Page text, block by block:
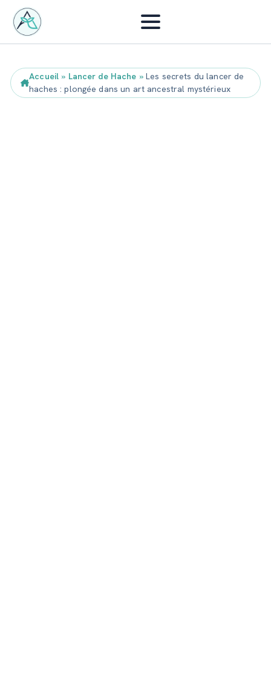
Accueil » Lancer de Hache »Les secrets du lancer de
haches : plongée dans un art ancestral mystérieux